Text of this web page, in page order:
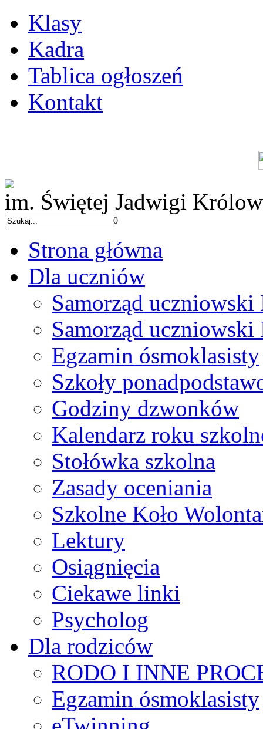
Klasy
Kadra
Tablica ogłoszeń
Kontakt
im. Świętej Jadwigi
0
Strona główna
Dla uczniów
Samorząd
Samorząd
Egzamin ósmoklasisty
Szkoły
Godziny dzwonków
Kalendarz roku
Stołówka szkolna
Zasady oceniania
Szkolne Koło
Lektury
Osiągnięcia
Ciekawe linki
Psycholog
Dla rodziców
RODO I INNE
Egzamin ósmoklasisty